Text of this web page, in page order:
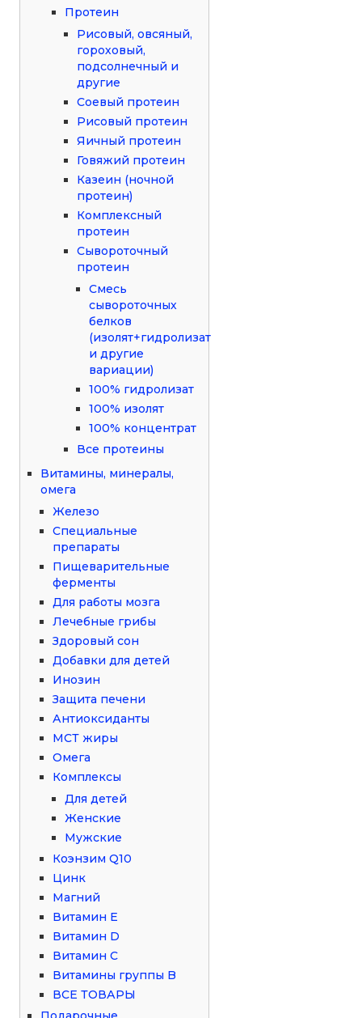
Протеин
Рисовый, овсяный,
гороховый,
подсолнечный и
другие
Соевый протеин
Рисовый протеин
Яичный протеин
Говяжий протеин
Казеин (ночной
протеин)
Комплексный
протеин
Сывороточный
протеин
Смесь
сывороточных
белков
(изолят+гидролизат
и другие
вариации)
100% гидролизат
100% изолят
100% концентрат
Все протеины
Витамины, минералы,
омега
Железо
Специальные
препараты
Пищеварительные
ферменты
Для работы мозга
Лечебные грибы
Здоровый сон
Добавки для детей
Инозин
Защита печени
Антиоксиданты
МСТ жиры
Омега
Комплексы
Для детей
Женские
Мужские
Коэнзим Q10
Цинк
Магний
Витамин Е
Витамин D
Витамин С
Витамины группы B
ВСЕ ТОВАРЫ